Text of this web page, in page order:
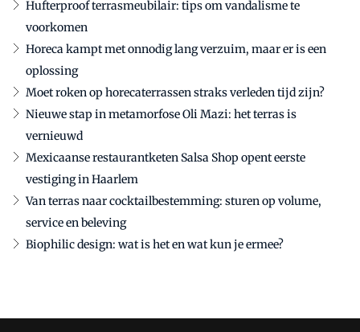
Hufterproof terrasmeubilair: tips om vandalisme te
voorkomen
Horeca kampt met onnodig lang verzuim, maar er is een
oplossing
Moet roken op horecaterrassen straks verleden tijd zijn?
Nieuwe stap in metamorfose Oli Mazi: het terras is
vernieuwd
Mexicaanse restaurantketen Salsa Shop opent eerste
vestiging in Haarlem
Van terras naar cocktailbestemming: sturen op volume,
service en beleving
Biophilic design: wat is het en wat kun je ermee?